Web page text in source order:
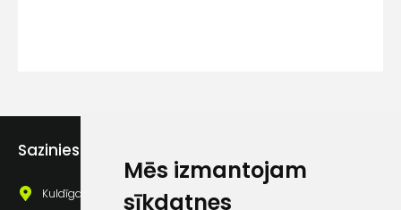
Mēs izmantojam
sīkdatnes
Sazinies ar mums
Kuldīgas iela 69a, Saldus, Saldus nov., LV - 3801
Piekrītu saņemt